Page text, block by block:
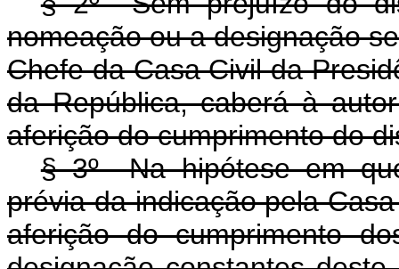
nomeação ou a designação
Chefe da Casa Civil da
da República, caberá à
aferição do cumprimento do
§ 3º Na hipótese em
prévia da indicação pela
aferição do cumprimento